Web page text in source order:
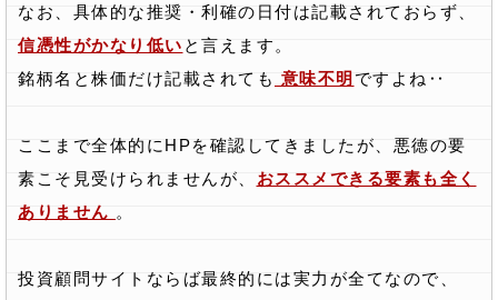
なお、具体的な推奨・利確の日付は記載されておらず、
信憑性がかなり低い と言えます。
銘柄名と株価だけ記載されても 意味不明 ですよね‥
ここまで全体的にHPを確認してきましたが、悪徳の要
素こそ見受けられませんが、 おススメできる要素も全く
ありません 。
投資顧問サイトならば最終的には実力が全てなので、